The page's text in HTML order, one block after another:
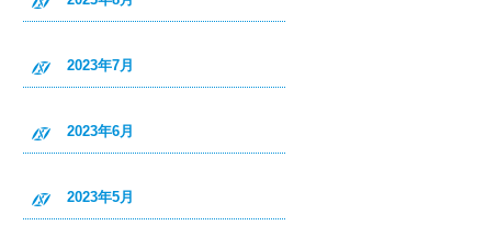
2023年7月
2023年6月
2023年5月